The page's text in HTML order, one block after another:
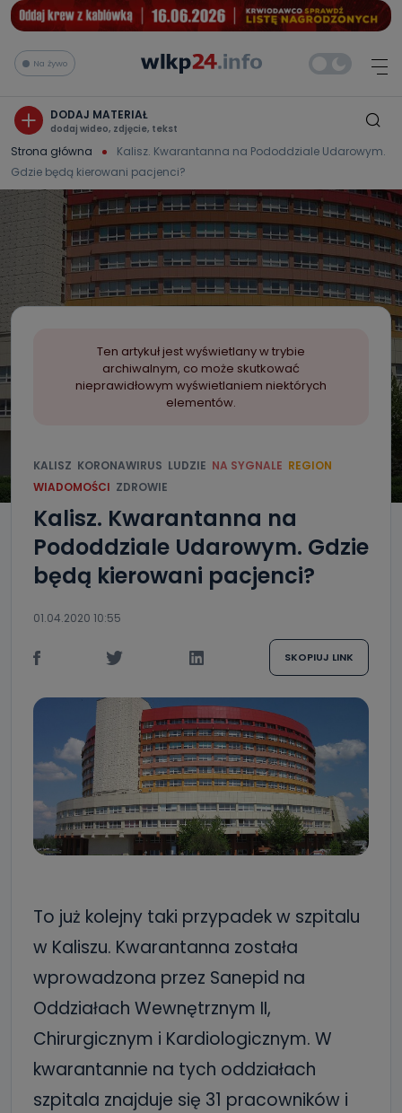
Na żywo
DODAJ MATERIAŁ
dodaj wideo, zdjęcie, tekst
Strona główna
Kalisz. Kwarantanna na Pododdziale Udarowym.
Gdzie będą kierowani pacjenci?
Ten artykuł jest wyświetlany w trybie
archiwalnym, co może skutkować
nieprawidłowym wyświetlaniem niektórych
elementów.
KALISZ KORONAWIRUS LUDZIE NA SYGNALE REGION
WIADOMOŚCI ZDROWIE
Kalisz. Kwarantanna na
Pododdziale Udarowym. Gdzie
będą kierowani pacjenci?
01.04.2020 10:55
SKOPIUJ LINK
To już kolejny taki przypadek w szpitalu
w Kaliszu. Kwarantanna została
wprowadzona przez Sanepid na
Oddziałach Wewnętrznym II,
Chirurgicznym i Kardiologicznym. W
kwarantannie na tych oddziałach
szpitala znajduje się 31 pracowników i